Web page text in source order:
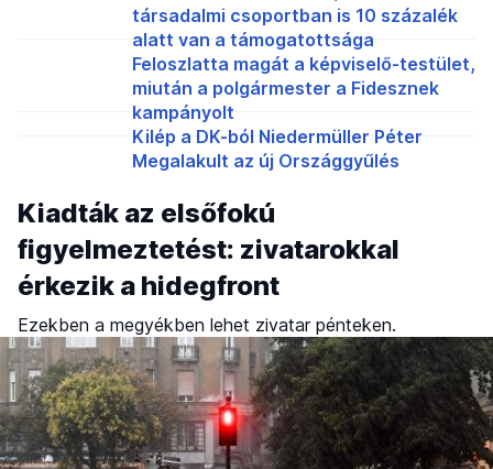
társadalmi csoportban is 10 százalék
alatt van a támogatottsága
Feloszlatta magát a képviselő-testület,
miután a polgármester a Fidesznek
kampányolt
Kilép a DK-ból Niedermüller Péter
Megalakult az új Országgyűlés
Kiadták az elsőfokú
figyelmeztetést: zivatarokkal
érkezik a hidegfront
Ezekben a megyékben lehet zivatar pénteken.